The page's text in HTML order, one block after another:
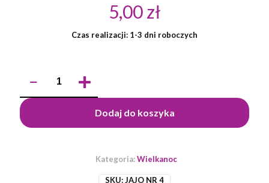
5,00zł
Czas realizacji: 1-3 dni roboczych
Drewniane
wielkanocne
/
Dodaj do koszyka
SKU:JAJO NR 4
Kategoria:Wielkanoc